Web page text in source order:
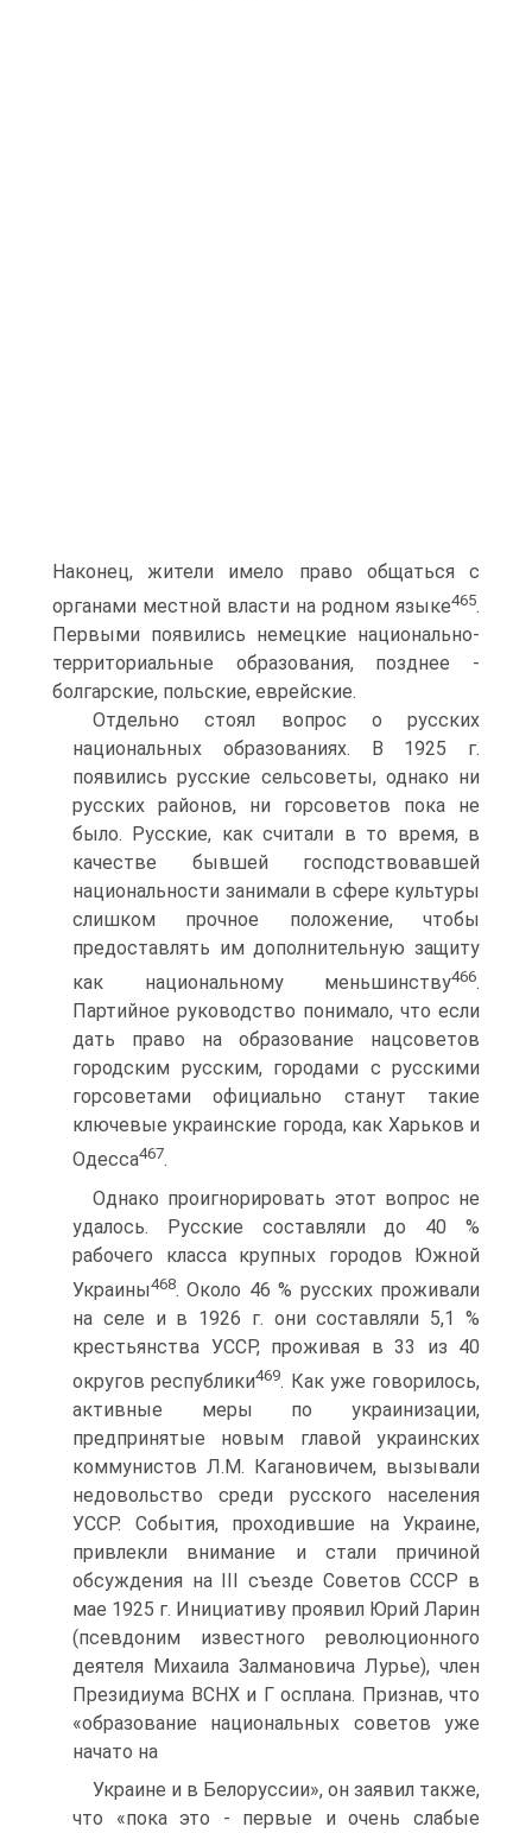
Наконец, жители имело право общаться с
органами местной власти на родном языке465.
Первыми появились немецкие национально-
территориальные образования, позднее -
болгарские, польские, еврейские.
Отдельно стоял вопрос о русских
национальных образованиях. В 1925 г.
появились русские сельсоветы, однако ни
русских районов, ни горсоветов пока не
было. Русские, как считали в то время, в
качестве бывшей господствовавшей
национальности занимали в сфере культуры
слишком прочное положение, чтобы
предоставлять им дополнительную защиту
как национальному меньшинству466.
Партийное руководство понимало, что если
дать право на образование нацсоветов
городским русским, городами с русскими
горсоветами официально станут такие
ключевые украинские города, как Харьков и
Одесса467.
Однако проигнорировать этот вопрос не
удалось. Русские составляли до 40 %
рабочего класса крупных городов Южной
Украины468. Около 46 % русских проживали
на селе и в 1926 г. они составляли 5,1 %
крестьянства УССР, проживая в 33 из 40
округов республики469. Как уже говорилось,
активные меры по украинизации,
предпринятые новым главой украинских
коммунистов Л.М. Кагановичем, вызывали
недовольство среди русского населения
УССР. События, проходившие на Украине,
привлекли внимание и стали причиной
обсуждения на III съезде Советов СССР в
мае 1925 г. Инициативу проявил Юрий Ларин
(псевдоним известного революционного
деятеля Михаила Залмановича Лурье), член
Президиума ВСНХ и Г осплана. Признав, что
«образование национальных советов уже
начато на
Украине и в Белоруссии», он заявил также,
что «пока это - первые и очень слабые